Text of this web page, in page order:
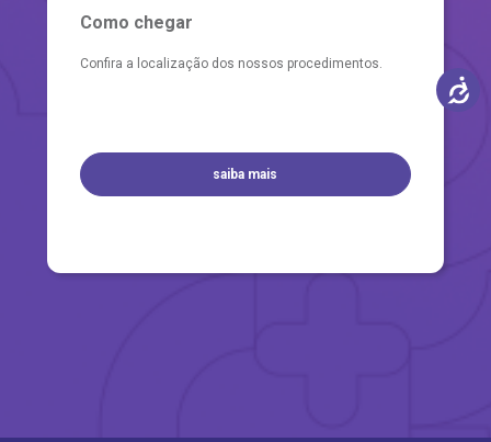
Como chegar
Confira a localização dos nossos procedimentos.
saiba mais